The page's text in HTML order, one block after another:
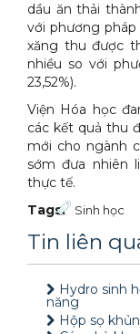
dầu ăn thải
với phương
xăng thu được
nhiều so với
23,52%).
Viện Hóa học
các kết quả thu
mới cho ngành
sớm đưa nhiên
thực tế.
Tags: Sinh học
Tin liên
Hydro sinh
năng
Hộp sọ